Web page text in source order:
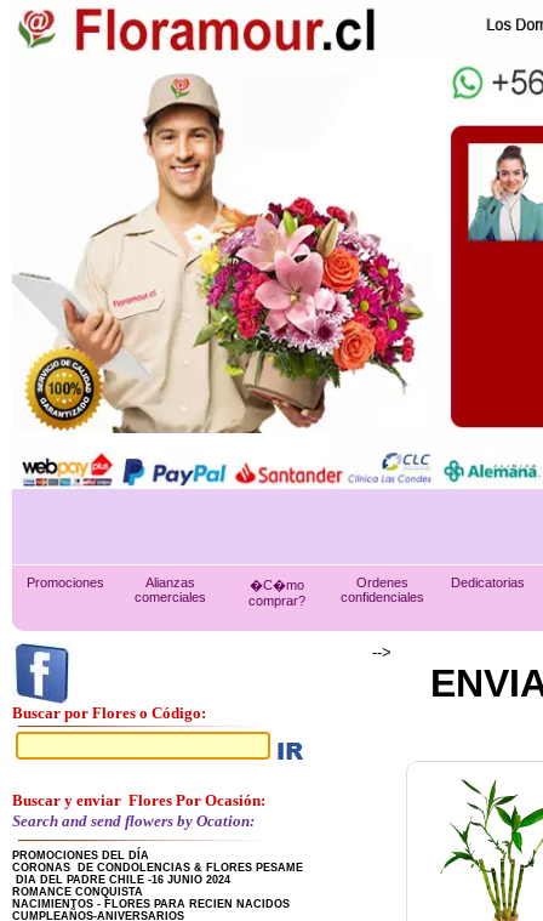
Promociones
Alianzas
comerciales
�C�mo
comprar?
Ordenes
confidenciales
Dedicatorias
Buscar por Flores o Código:
Buscar y enviar Flores Por Ocasión:
Search and send flowers by Ocation:
PROMOCIONES DEL DÍA
CORONAS DE CONDOLENCIAS & FLORES PESAME
DIA DEL PADRE CHILE -16 JUNIO 2024
ROMANCE CONQUISTA
NACIMIENTOS - FLORES PARA RECIEN NACIDOS
CUMPLEAÑOS-ANIVERSARIOS
-->